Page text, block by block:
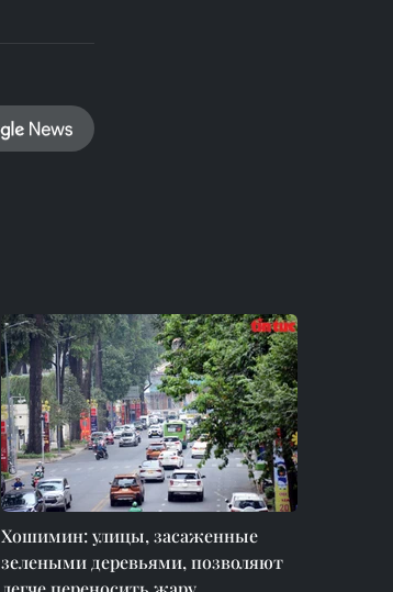
Хошимин: улицы, засаженные
зелеными деревьями, позволяют